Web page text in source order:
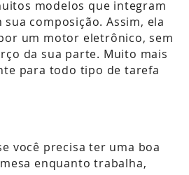
modelos que integram
composição. Assim, ela
um motor eletrônico, sem
da sua parte. Muito mais
para todo tipo de tarefa
você precisa ter uma boa
enquanto trabalha,